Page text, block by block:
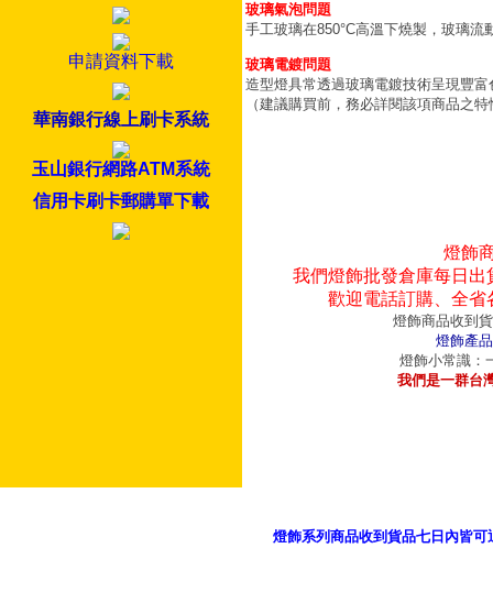
申請資料下載
華南銀行線上刷卡系統
玉山銀行網路ATM系統
信用卡刷卡郵購單下載
玻璃氣泡問題
手工玻璃在850°C高溫下燒製，玻璃
玻璃電鍍問題
造型燈具常透過玻璃電鍍技術呈現豐
（建議購買前，務必詳閱該項商品之
燈飾
我們燈飾批發倉庫每日
歡迎電話訂購、全
燈飾商品收到
燈飾產
燈飾小常識：
我們是一群台
燈飾系列商品收到貨品七日內皆